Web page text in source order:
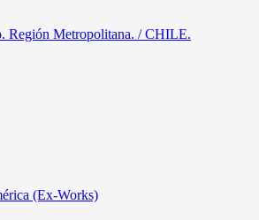
Región Metropolitana. / CHILE.
(Ex-Works)